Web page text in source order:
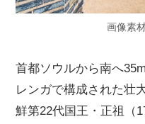
画像素
首都ソウルから南へ
レンガで構成された壮
鮮第22代国王・正祖（